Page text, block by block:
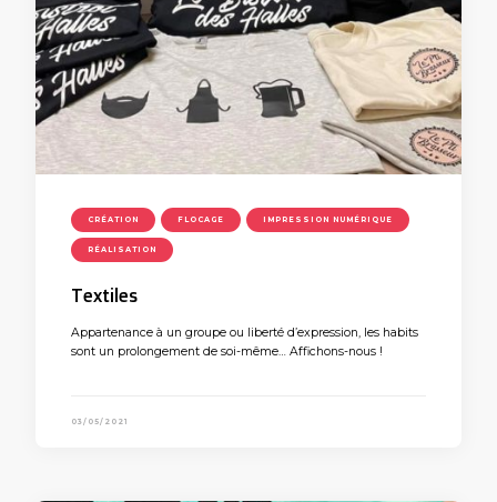
CRÉATION FLOCAGE IMPRESSION NUMÉRIQUE
RÉALISATION
Textiles
Appartenance à un groupe ou liberté d’expression, les habits
sont un prolongement de soi-même… Affichons-nous !
03/05/2021